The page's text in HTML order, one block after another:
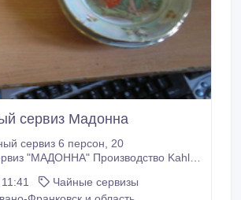
сервиз Мадонна
сервиз 6 персон, 20
"МАДОННА" Производство Kahla
Чайные сервизы